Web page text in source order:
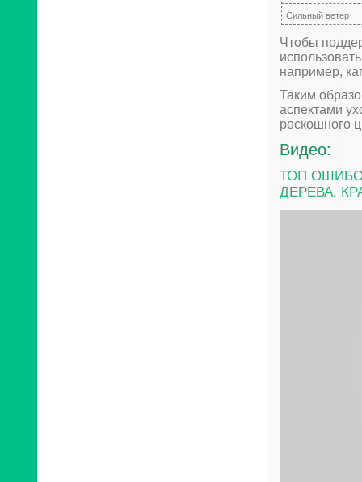
Сильный ветер
Чтобы
например,
Таким
аспектами
роскошного
Видео:
ТОП
ДЕРЕВА,